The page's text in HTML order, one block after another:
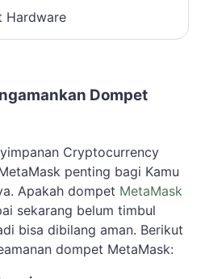
Hardware
Dompet
Cryptocurrency
penting bagi Kamu
Apakah dompet MetaMask
sekarang belum timbul
bisa dibilang aman. Berikut
dompet MetaMask: